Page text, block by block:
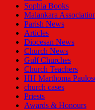
Sophia Books
Malankara
Parish News
Articles
Diocesan News
Church News
Gulf Churches
Church Teachers
HH Marthoma
church cases
Priests
Awards & Honours